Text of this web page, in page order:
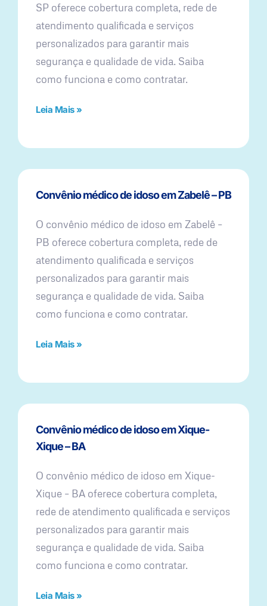
SP oferece cobertura completa, rede de
atendimento qualificada e serviços
personalizados para garantir mais
segurança e qualidade de vida. Saiba
como funciona e como contratar.
Leia Mais »
Convênio médico de idoso em Zabelê – PB
O convênio médico de idoso em Zabelê –
PB oferece cobertura completa, rede de
atendimento qualificada e serviços
personalizados para garantir mais
segurança e qualidade de vida. Saiba
como funciona e como contratar.
Leia Mais »
Convênio médico de idoso em Xique-
Xique – BA
O convênio médico de idoso em Xique-
Xique – BA oferece cobertura completa,
rede de atendimento qualificada e serviços
personalizados para garantir mais
segurança e qualidade de vida. Saiba
como funciona e como contratar.
Leia Mais »